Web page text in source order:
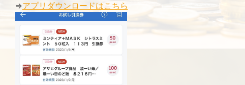
⇒アプリダウンロードはこちら